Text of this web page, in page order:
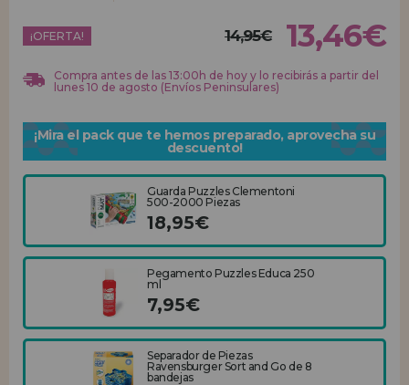
REGISTRO DISTRIBUIDOR
¡OFERTA! 14,95€ 13,46€
Compra antes de las 13:00h de hoy y lo recibirás a partir del
lunes 10 de agosto (Envíos Peninsulares)
¡Mira el pack que te hemos preparado, aprovecha su
descuento!
Guarda Puzzles Clementoni
500-2000 Piezas
18,95€
Pegamento Puzzles Educa 250
ml
7,95€
Separador de Piezas
Ravensburger Sort and Go de 8
bandejas